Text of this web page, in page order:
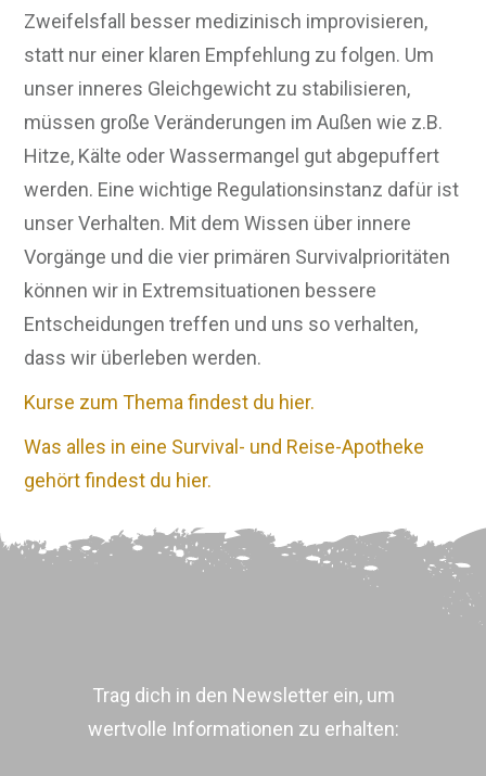
Zweifelsfall besser medizinisch improvisieren,
statt nur einer klaren Empfehlung zu folgen. Um
unser inneres Gleichgewicht zu stabilisieren,
müssen große Veränderungen im Außen wie z.B.
Hitze, Kälte oder Wassermangel gut abgepuffert
werden. Eine wichtige Regulationsinstanz dafür ist
unser Verhalten. Mit dem Wissen über innere
Vorgänge und die vier primären Survivalprioritäten
können wir in Extremsituationen bessere
Entscheidungen treffen und uns so verhalten,
dass wir überleben werden.
Kurse zum Thema findest du hier.
Was alles in eine Survival- und Reise-Apotheke
gehört findest du hier.
Trag dich in den Newsletter ein, um
wertvolle Informationen zu erhalten: